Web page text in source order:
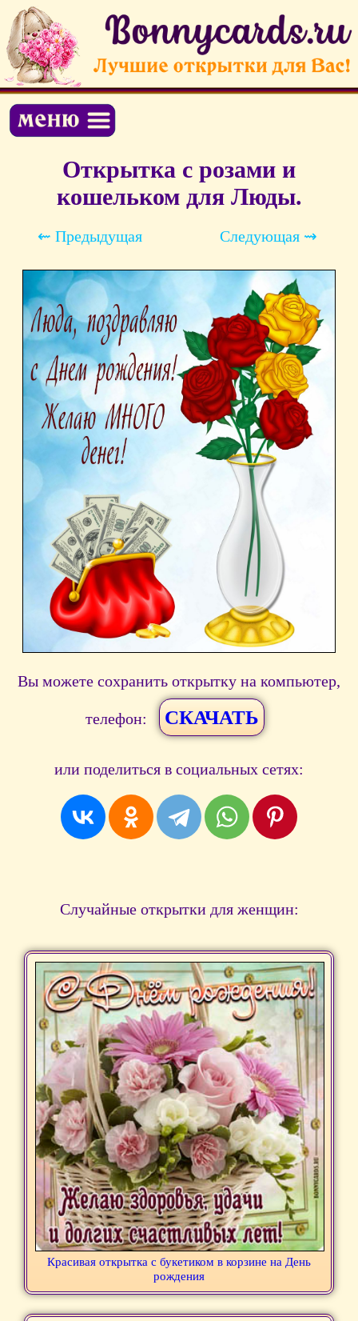
Открытка с розами и
кошельком для Люды.
⇜ Предыдущая Следующая ⇝
Вы можете сохранить открытку на компьютер,
телефон: СКАЧАТЬ
или поделиться в социальных сетях:
Случайные открытки для женщин:
Красивая открытка с букетиком в корзине на День
рождения